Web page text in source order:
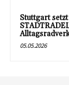
Stuttgart
05.05.2026